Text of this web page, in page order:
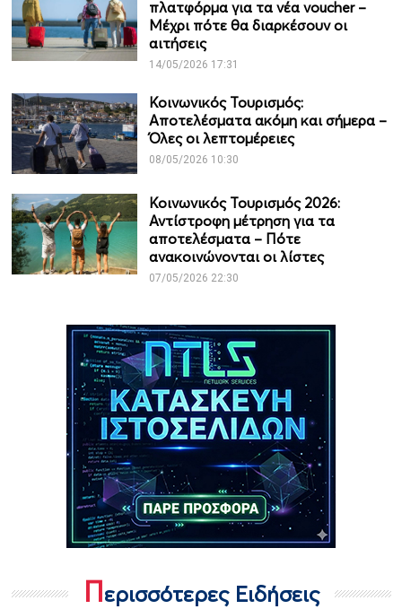
πλατφόρμα για τα νέα voucher –
Μέχρι πότε θα διαρκέσουν οι
αιτήσεις
14/05/2026 17:31
Κοινωνικός Τουρισμός:
Αποτελέσματα ακόμη και σήμερα –
Όλες οι λεπτομέρειες
08/05/2026 10:30
Κοινωνικός Τουρισμός 2026:
Αντίστροφη μέτρηση για τα
αποτελέσματα – Πότε
ανακοινώνονται οι λίστες
07/05/2026 22:30
Περισσότερες Ειδήσεις